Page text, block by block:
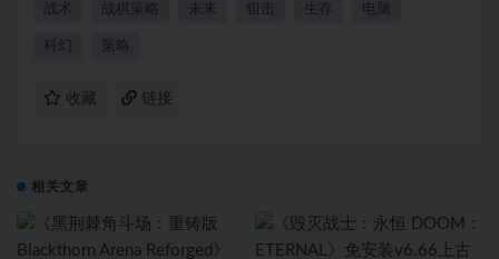
战术 战棋策略 未来 狙击 生存 电脑
科幻 策略
收藏 链接
相关文章